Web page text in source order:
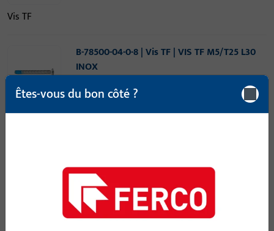
Vis TF
B-78500-04-0-8 | Vis TF | VIS TF M5/T25 L30
INOX
Vis TF
Êtes-vous du bon côté ?